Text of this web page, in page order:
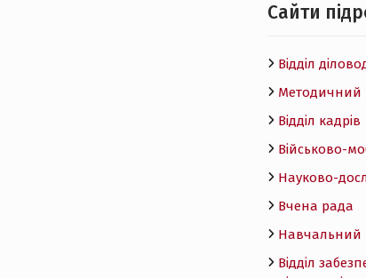
Cайти
Відділ
Методичний
Відділ кадрів
Військово-
Науково-
Вчена рада
Навчальний
Відділ